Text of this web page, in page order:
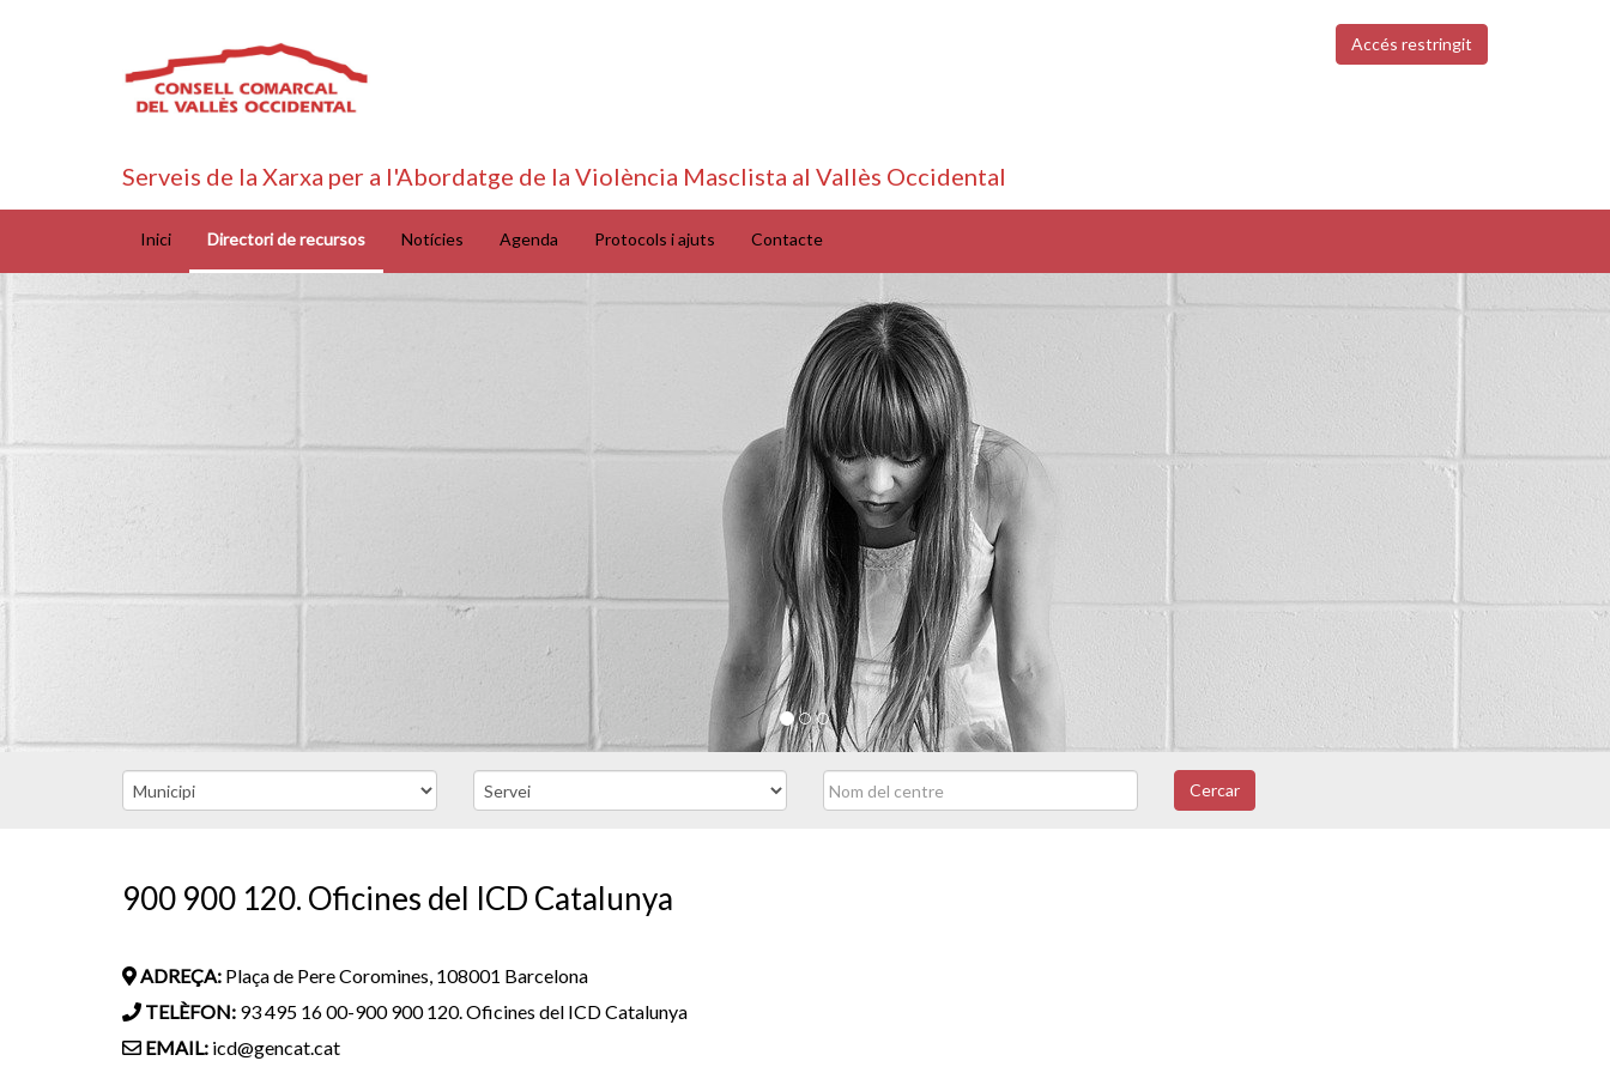
Accés restringit
Serveis de la Xarxa per a l'Abordatge de la Violència Masclista al Vallès Occidental
Inici Directori de recursos Notícies Agenda Protocols i ajuts Contacte
Cercar
900 900 120. Oficines del ICD Catalunya
ADREÇA: Plaça de Pere Coromines, 108001 Barcelona
TELÈFON: 93 495 16 00-900 900 120. Oficines del ICD Catalunya
EMAIL: icd@gencat.cat